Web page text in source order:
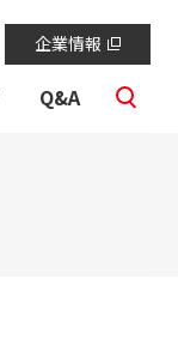
企業情報
Q&A
検索